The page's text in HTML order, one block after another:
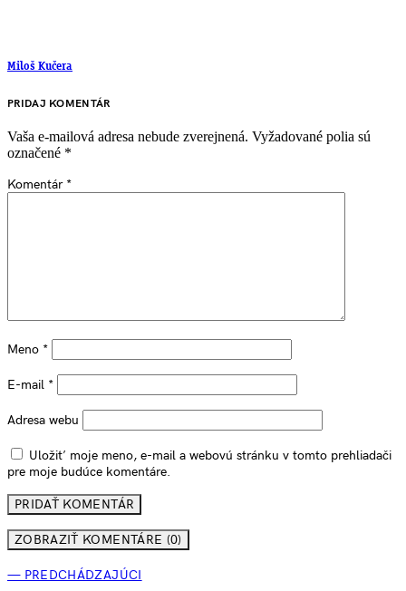
Miloš Kučera
PRIDAJ KOMENTÁR
Vaša e-mailová adresa nebude zverejnená. Vyžadované polia sú
označené *
Komentár *
Meno *
E-mail *
Adresa webu
Uložiť moje meno, e-mail a webovú stránku v tomto prehliadači
pre moje budúce komentáre.
ZOBRAZIŤ KOMENTÁRE (0)
— PREDCHÁDZAJÚCI